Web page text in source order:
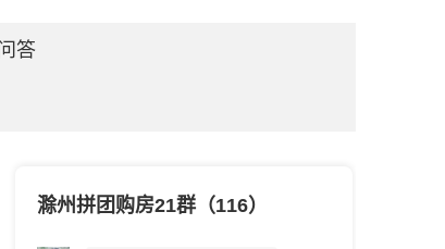
答
滁州拼团购房21群（116）
碧桂园翡丽庄园到底好不好?